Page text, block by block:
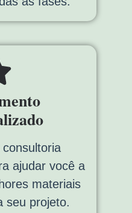
ajudar você a
materiais
seu projeto.